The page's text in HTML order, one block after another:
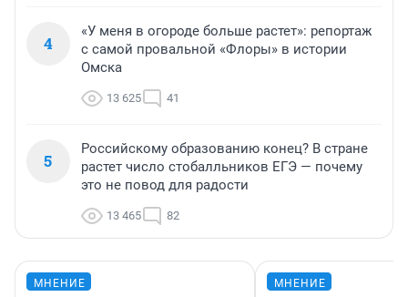
4
«У меня в огороде больше растет»: репортаж
с самой провальной «Флоры» в истории
Омска
13 625 41
5
Российскому образованию конец? В стране
растет число стобалльников ЕГЭ — почему
это не повод для радости
13 465 82
МНЕНИЕ МНЕНИЕ